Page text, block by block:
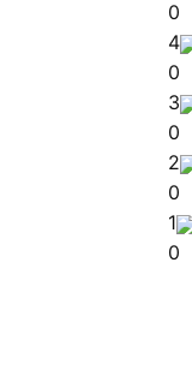
0
4
0
3
0
2
0
1
0